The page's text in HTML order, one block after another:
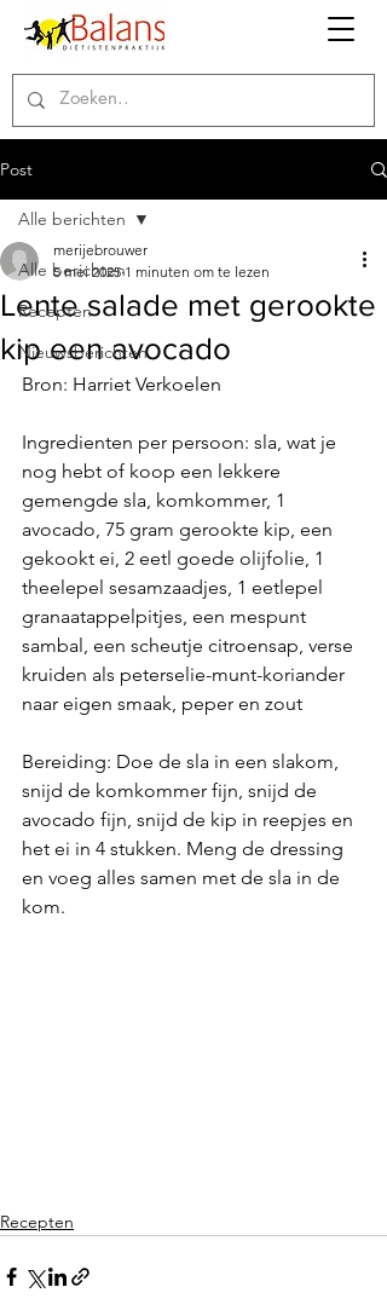
Post
Alle berichten
Recepten
Nieuwsberichten
Alle berichten
Lente salade met gerookte
kip een avocado
merijebrouwer
5 mei 2025 1 minuten om te lezen
Bron: Harriet Verkoelen
Ingredienten per persoon: sla, wat je
nog hebt of koop een lekkere
gemengde sla, komkommer, 1
avocado, 75 gram gerookte kip, een
gekookt ei, 2 eetl goede olijfolie, 1
theelepel sesamzaadjes, 1 eetlepel
granaatappelpitjes, een mespunt
sambal, een scheutje citroensap, verse
kruiden als peterselie-munt-koriander
naar eigen smaak, peper en zout
Bereiding: Doe de sla in een slakom,
snijd de komkommer fijn, snijd de
avocado fijn, snijd de kip in reepjes en
het ei in 4 stukken. Meng de dressing
en voeg alles samen met de sla in de
kom.
Recepten